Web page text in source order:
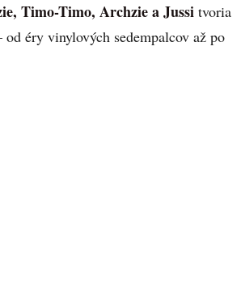
Timo-Timo, Archzie a Jussi tvoria
éry vinylových sedempalcov až po